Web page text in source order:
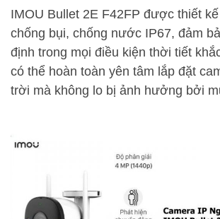
IMOU Bullet 2E F42FP được thiết
chống bụi, chống nước IP67, đảm
định trong mọi điều kiện thời tiết
có thể hoàn toàn yên tâm lắp đặt
trời mà không lo bị ảnh hưởng bởi